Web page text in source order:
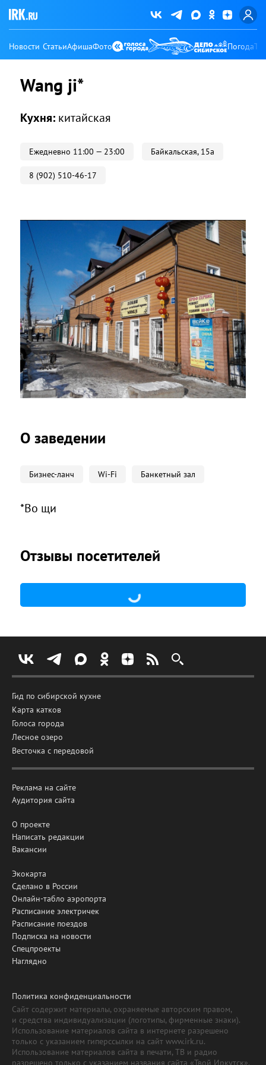
Новости СтатьиАфишаФото Погода
Wang ji*
Кухня: китайская
Ежедневно 11:00 — 23:00 Байкальская, 15а
8 (902) 510-46-17
О заведении
Бизнес-ланч Wi-Fi Банкетный зал
*Во щи
Отзывы посетителей
Гид по сибирской кухне
Карта катков
Голоса города
Лесное озеро
Весточка с передовой
Реклама на сайте
Аудитория сайта
О проекте
Написать редакции
Вакансии
Экокарта
Сделано в России
Онлайн-табло аэропорта
Расписание электричек
Расписание поездов
Подписка на новости
Спецпроекты
Наглядно
Политика конфиденциальности
Сайт содержит материалы, охраняемые авторским правом,
и средства индивидуализации (логотипы, фирменные знаки).
Использование материалов сайта в интернете разрешено
только с указанием гиперссылки на сайт www.irk.ru.
Использование материалов сайта в печати, ТВ и радио
разрешено только с указанием названия сайта «Твой Иркутск».